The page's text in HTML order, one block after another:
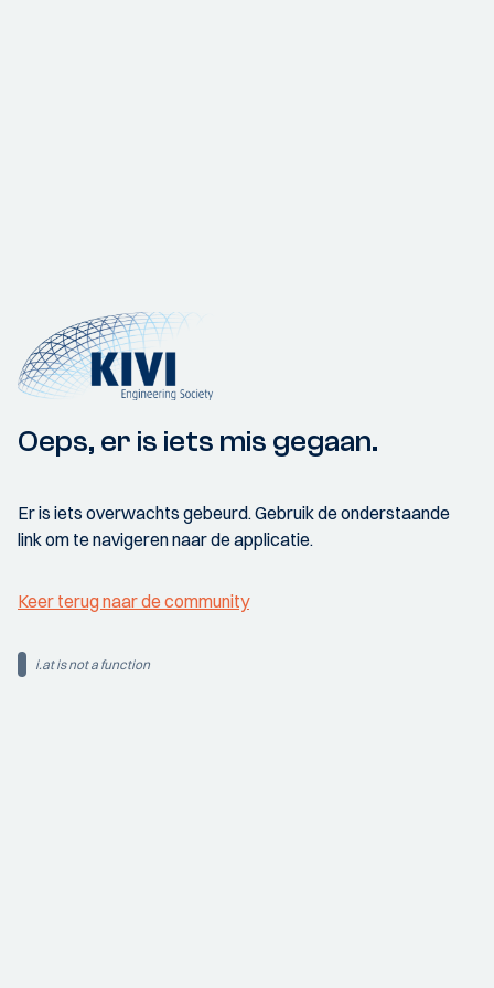
Oeps, er is iets mis gegaan.
Er is iets overwachts gebeurd. Gebruik de onderstaande
link om te navigeren naar de applicatie.
Keer terug naar de community
i.at is not a function